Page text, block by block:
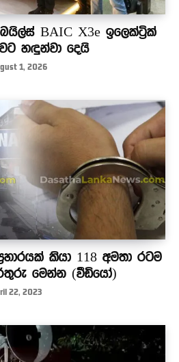
BAIC X3e ඉලෙක්ට්‍රික්
හඳුන්වා දෙයි
1, 2026
කියා 118 අමතා රටම
මෙන්න (වීඩියෝ)
22, 2023